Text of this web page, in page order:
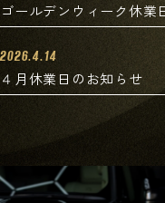
ゴールデンウィーク休業
2026.4.14
４月休業日のお知らせ